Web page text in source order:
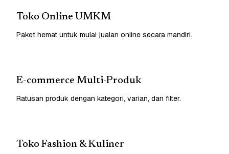
Toko Online UMKM
Paket hemat untuk mulai jualan online secara mandiri.
E-commerce Multi-Produk
Ratusan produk dengan kategori, varian, dan filter.
Toko Fashion & Kuliner